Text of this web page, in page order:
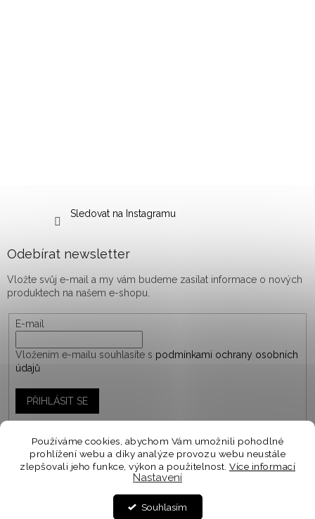
Používáme cookies, abychom Vám umožnili pohodlné
prohlížení webu a díky analýze provozu webu neustále
zlepšovali jeho funkce, výkon a použitelnost. Více informací
Nastavení
Souhlasím
Personalizované objednávky vyrábíme a odesíláme do
10-14 dnů. Spěcháte na objednávku? V košíku zvolte
EXPRESNÍ DODÁNÍ ⭐
Sledovat na Instagramu
Odebírat newsletter
Vložte svůj e-mail a my vám budeme zasílat informace o nových
produktech na našem e-shopu.
E-mail
Vložením e-mailu souhlasíte s podmínkami ochrany osobních
údajů
PŘIHLÁSIT SE
Vytvořil Shoptet
woodify.cz. Všechna práva vyhrazena.